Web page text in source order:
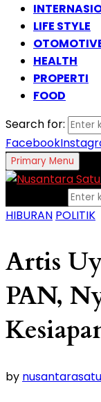
LIFE STYLE
HEALTH
PROPERTI
FOOD
Search for:
Facebook
Primary Menu
HIBURAN POLITIK
Artis
PAN,
by